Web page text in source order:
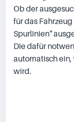
Ob der
für das
Spurlinien"
Die dafür
automatisch
wird.